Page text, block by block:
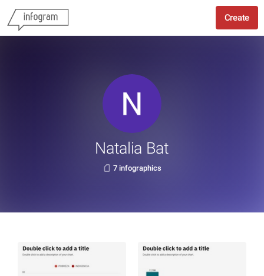
Create
Natalia Bat
7 infographics